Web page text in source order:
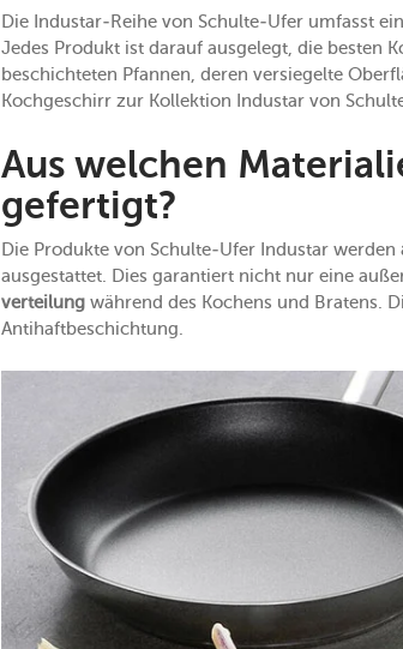
Die Industar-Reihe von Schulte-Ufer umfasst
Jedes Produkt ist darauf ausgelegt, die besten
beschichteten Pfannen, deren versiegelte
Kochgeschirr zur Kollektion Industar von
Aus welchen
gefertigt?
Die Produkte von Schulte-Ufer Industar werden
ausgestattet. Dies garantiert nicht nur eine
verteilung während des Kochens und Bratens.
Antihaftbeschichtung.